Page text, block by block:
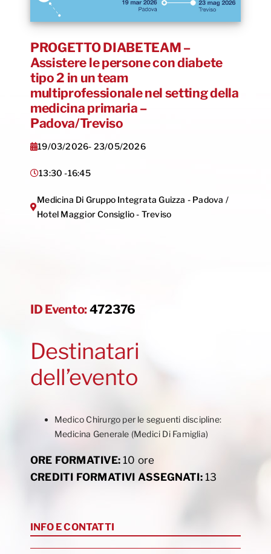
PROGETTO DIABETEAM –
Assistere le persone con diabete
tipo 2 in un team
multiprofessionale nel setting della
medicina primaria –
Padova/Treviso
19/03/2026- 23/05/2026
13:30 -16:45
Medicina Di Gruppo Integrata Guizza - Padova /
Hotel Maggior Consiglio - Treviso
ID Evento:472376
Destinatari
dell’evento
Medico Chirurgo per le seguenti discipline:
Medicina Generale (Medici Di Famiglia)
ORE FORMATIVE:10 ore
CREDITI FORMATIVI ASSEGNATI:13
INFO E CONTATTI